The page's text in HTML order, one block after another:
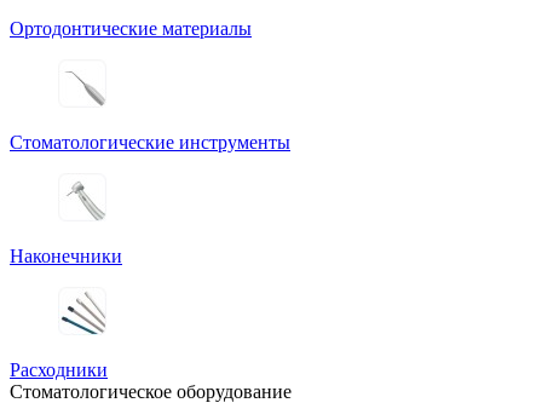
Ортодонтические материалы
Стоматологические инструменты
Наконечники
Расходники
Стоматологическое оборудование